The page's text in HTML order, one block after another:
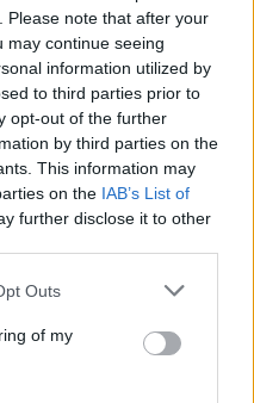
Please note that after your
may continue seeing
information utilized by
to third parties prior to
opt-out of the further
by third parties on the
This information may
on the IAB’s List of
further disclose it to other
Outs
of my
su Google Discover
come fonte preferita